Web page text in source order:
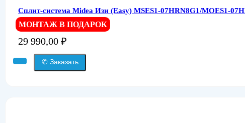
Сплит-система Midea Изи (Easy) MSES1-07HRN8G1/MOES1-
МОНТАЖ В ПОДАРОК
29 990,00 ₽
✆ Заказать